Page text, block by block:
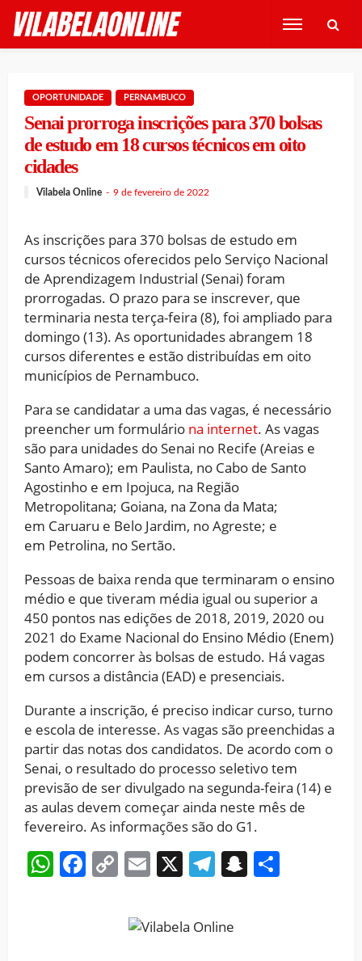
OPORTUNIDADE PERNAMBUCO
Senai prorroga inscrições para 370 bolsas
de estudo em 18 cursos técnicos em oito
cidades
Vilabela Online 9 de fevereiro de 2022
As inscrições para 370 bolsas de estudo em
cursos técnicos oferecidos pelo Serviço Nacional
de Aprendizagem Industrial (Senai) foram
prorrogadas. O prazo para se inscrever, que
terminaria nesta terça-feira (8), foi ampliado para
domingo (13). As oportunidades abrangem 18
cursos diferentes e estão distribuídas em oito
municípios de Pernambuco.
Para se candidatar a uma das vagas, é necessário
preencher um formulário na internet. As vagas
são para unidades do Senai no Recife (Areias e
Santo Amaro); em Paulista, no Cabo de Santo
Agostinho e em Ipojuca, na Região
Metropolitana; Goiana, na Zona da Mata;
em Caruaru e Belo Jardim, no Agreste; e
em Petrolina, no Sertão.
Pessoas de baixa renda que terminaram o ensino
médio e que tiveram média igual ou superior a
450 pontos nas edições de 2018, 2019, 2020 ou
2021 do Exame Nacional do Ensino Médio (Enem)
podem concorrer às bolsas de estudo. Há vagas
em cursos a distância (EAD) e presenciais.
Durante a inscrição, é preciso indicar curso, turno
e escola de interesse. As vagas são preenchidas a
partir das notas dos candidatos. De acordo com o
Senai, o resultado do processo seletivo tem
previsão de ser divulgado na segunda-feira (14) e
as aulas devem começar ainda neste mês de
fevereiro. As informações são do G1.
WhatsApp
Facebook
CopyEmail
X Telegram
Snapchat